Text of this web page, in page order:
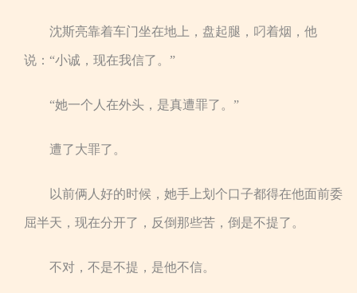
沈斯亮靠着车门坐在地上，盘起腿，叼着烟，他
说：“小诚，现在我信了。”
“她一个人在外头，是真遭罪了。”
遭了大罪了。
以前俩人好的时候，她手上划个口子都得在他面前委
屈半天，现在分开了，反倒那些苦，倒是不提了。
不对，不是不提，是他不信。